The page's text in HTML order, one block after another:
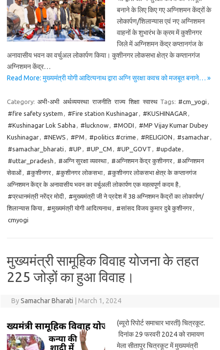
बनाने के लिए किए गए अग्निशमन केंद्रों के
लोकार्पण/शिलान्यास एवं नए अग्निशमन
वाहनों के शुभारंभ के क्रम में कुशीनगर
जिले में अग्निशमन केंद्र कप्तानगंज के
अनावासीय भवन का वर्चुअल लोकार्पण किया। कुशीनगर लोकसभा क्षेत्र के कप्तानगंज
अग्निशमन केंद्र…
Read More: मुख्यमंत्री योगी आदित्यनाथ द्वारा अग्नि सुरक्षा कवच को मजबूत बनाने… »
Category: अभी-अभी अर्थव्ययस्था राजनीति राज्य शिक्षा स्वास्थ Tags: #cm_yogi ,
#fire safety system , #Fire station Kushinagar, #KUSHINAGAR ,
#Kushinagar Lok Sabha , #lucknow, #MODI , #MP Vijay Kumar Dubey
Kushinagar, #NEWS , #PM , #politics #crime , #RELIGION , #samachar,
#samachar_bharati , #UP , #UP_CM , #UP_GOVT , #update ,
#uttar_pradesh , #अग्नि सुरक्षा व्यवस्था, #अग्निशमन केंद्र कुशीनगर, #अग्निशमन
सेवाओं, #कुशीनगर, #कुशीनगर लोकसभा, #कुशीनगर लोकसभा क्षेत्र के कप्तानगंज
अग्निशमन केंद्र के अनावासीय भवन का वर्चुअली लोकार्पण एक महत्वपूर्ण कदम है,
#प्रधानमंत्री नरेंद्र मोदी, #मुख्यमंत्री जी ने प्रदेश में 38 अग्निशमन केंद्रों का लोकार्पण/
शिलान्यास किया, #मुख्यमंत्री योगी आदित्यनाथ, #सांसद विजय कुमार दुबे कुशीनगर,
cmyogi
मुख्यमंत्री सामूहिक विवाह योजना के तहत
225 जोड़ों का हुआ विवाह।
BySamachar Bharati March 1, 2024
(ब्यूरो रिपोर्ट समाचार भारती) चित्रकूट.
दिनांक 29 फरवरी 2024 को रामायण
मेला सीतापुर चित्रकूट में मुख्यमंत्री